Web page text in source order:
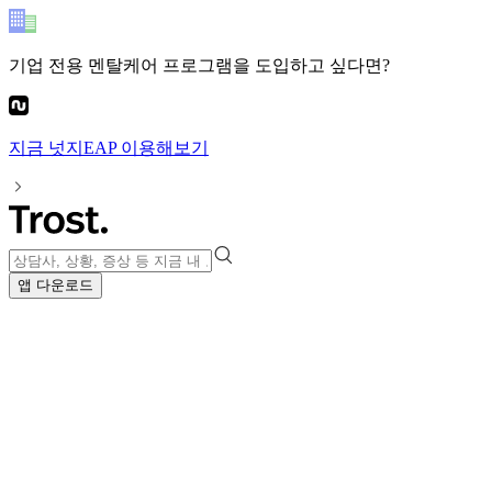
기업 전용 멘탈케어 프로그램을 도입하고 싶다면?
지금 넛지EAP이용해보기
앱 다운로드